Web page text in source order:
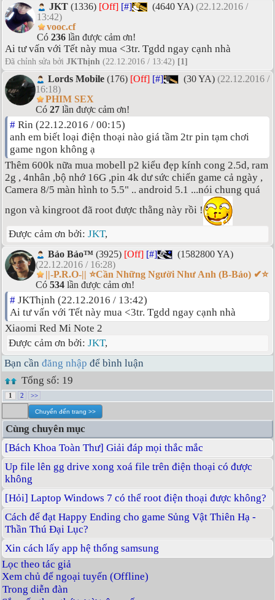
JKT (1336) [Off] [#] (4640 YA) (22.12.2016 /
13:42)
vooc.cf
Có 236 lần được cảm ơn!
Ai tư vấn với Tết này mua <3tr. Tgdd ngay cạnh nhà
Đã chỉnh sửa bởi JKThịnh (22.12.2016 / 13:42) [1]
Lords Mobile (176) [Off] [#] (30 YA) (22.12.2016 /
16:18)
PHIM SEX
Có 27 lần được cảm ơn!
# Rin (22.12.2016 / 00:15)
anh em biết loại điện thoại nào giá tầm 2tr pin tạm chơi
game ngon không ạ
Thêm 600k nữa mua mobell p2 kiểu đẹp kính cong 2.5d, ram
2g , 4nhân ,bộ nhớ 16G ,pin 4k dư sức chiến game cả ngày ,
Camera 8/5 màn hình to 5.5" .. android 5.1 ...nói chung quá
ngon và kingroot đã root được thằng này rồi !
Được cảm ơn bởi: JKT,
Bảo Bảo™ (3925) [Off] [#]
(1582800 YA)
(22.12.2016 / 16:28)
||-P.R.O-|| ⭐Cần Những Người Như Anh (B-Bảo) ✔⭐
Có 534 lần được cảm ơn!
# JKThịnh (22.12.2016 / 13:42)
Ai tư vấn với Tết này mua <3tr. Tgdd ngay cạnh nhà
Xiaomi Red Mi Note 2
Được cảm ơn bởi: JKT,
Bạn cần đăng nhập để bình luận
Tổng số: 19
1 2 >>
Cùng chuyên mục
[Bách Khoa Toàn Thư] Giải đáp mọi thắc mắc
Up file lên gg drive xong xoá file trên điện thoại có được
không
[Hỏi] Laptop Windows 7 có thể root điện thoại được không?
Cách để đạt Happy Ending cho game Sủng Vật Thiên Hạ -
Thần Thú Đại Lục?
Xin cách lấy app hệ thống samsung
Lọc theo tác giả
Xem chủ để ngoại tuyến (Offline)
Trong diễn đàn